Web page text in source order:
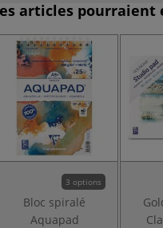
articles
3 options
Bloc spiralé
Aquapad